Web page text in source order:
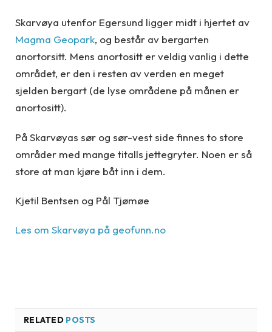
Skarvøya utenfor Egersund ligger midt i hjertet av
Magma Geopark, og består av bergarten
anortorsitt. Mens anortositt er veldig vanlig i dette
området, er den i resten av verden en meget
sjelden bergart (de lyse områdene på månen er
anortositt).
På Skarvøyas sør og sør-vest side finnes to store
områder med mange titalls jettegryter. Noen er så
store at man kjøre båt inn i dem.
Kjetil Bentsen og Pål Tjømøe
Les om Skarvøya på geofunn.no
RELATED POSTS